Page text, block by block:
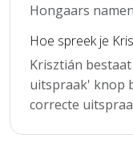
Hongaars
Hoe spreek je
Krisztián
uitspraak' knop
correcte